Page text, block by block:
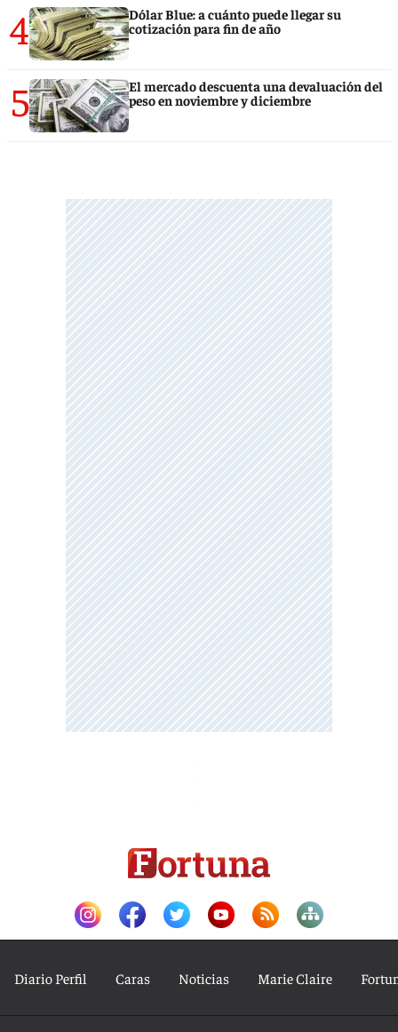
4
Dólar Blue: a cuánto puede llegar su
cotización para fin de año
5
El mercado descuenta una devaluación del
peso en noviembre y diciembre
Diario Perfil Caras Noticias Marie Claire